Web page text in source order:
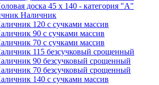
доска 45 х 140 - категория "А"
Наличник
120 с сучками массив
90 с сучками массив
70 с сучками массив
115 безсучковый срощенный
90 безсучковый срощенный
70 безсучковый срощенный
140 с сучками массив